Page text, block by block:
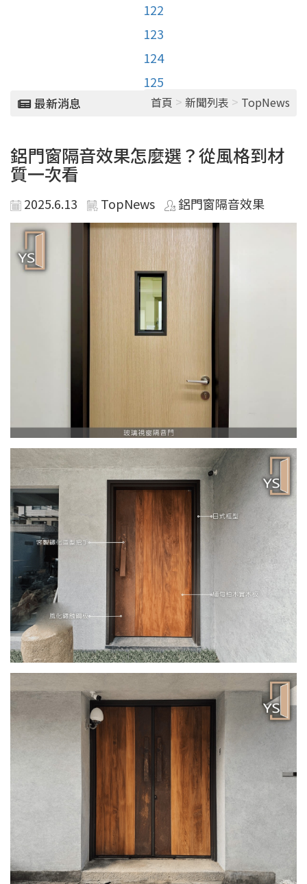
122
123
124
125
最新消息 首頁 > 新聞列表 > TopNews
鋁門窗隔音效果怎麼選？從風格到材
質一次看
2025.6.13 TopNews 鋁門窗隔音效果